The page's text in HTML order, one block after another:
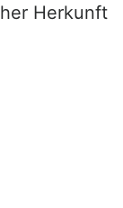
Herkunft